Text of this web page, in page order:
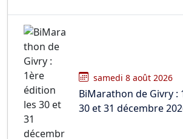
samedi 8 août 2026
BiMarathon de Givry :
30 et 31 décembre